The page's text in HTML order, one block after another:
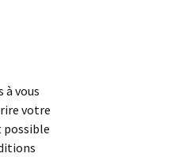
à vous
votre
possible